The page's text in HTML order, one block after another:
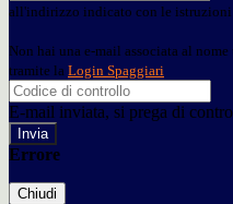
all'indirizzo indicato con le istruzioni
Non hai una e-mail associata al
tramite la Login Spaggiari
E-mail inviata, si prega di
Errore
Chiudi